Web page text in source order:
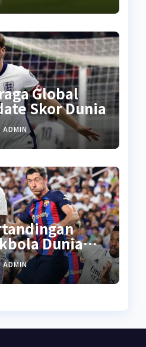
Global
Skor Dunia
ADMIN
Dunia
ADMIN